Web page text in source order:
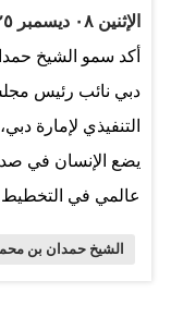
المدعومة بعوامل
جودة المشاريع،
الجذابة، البنية
المحفزة
والتسهيلات
تطوره شركة إتش
الإثنين ٠٨ ديسمبر ٢٠٢٥
أكد سمو الشيخ
دبي نائب رئيس
التنفيذي لإمارة
يضع الإنسان في
عالمي في التخطيط
الشيخ حمدان بن